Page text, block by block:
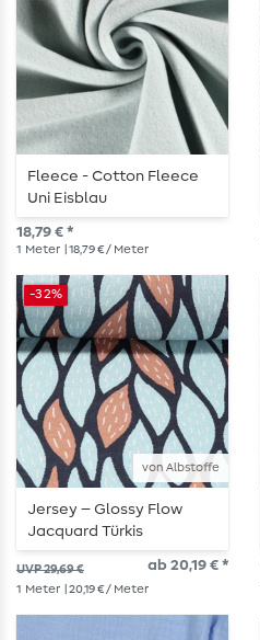
Fleece - Cotton Fleece
Uni Eisblau
18,79 € *
1 Meter | 18,79 € / Meter
von Albstoffe
-32%
Jersey – Glossy Flow
Jacquard Türkis
UVP 29,69 € ab 20,19 € *
1 Meter | 20,19 € / Meter